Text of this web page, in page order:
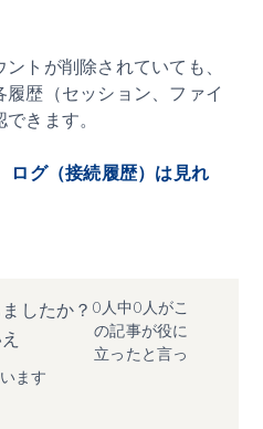
トが削除されていても、
歴（セッション、ファイ
きます。
ログ（接続履歴）は見れ
したか？ 0人中0人がこ
の記事が役に
立ったと言っ
ます